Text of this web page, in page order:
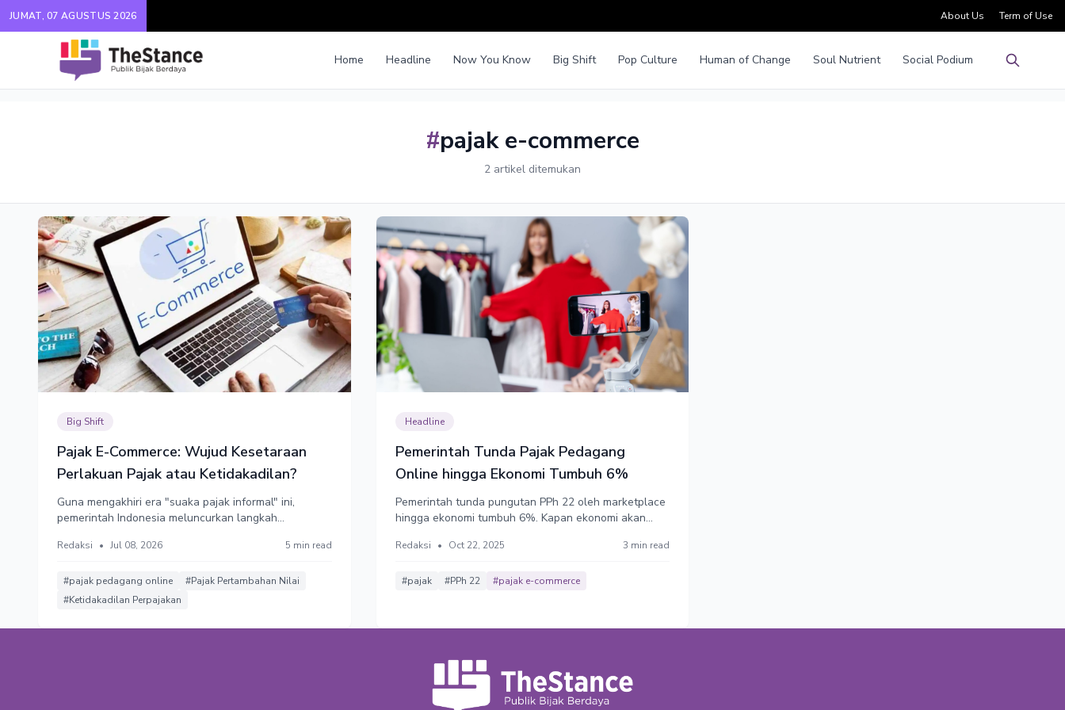
JUMAT, 07 AGUSTUS 2026 About Us Term of Use
Home Headline Now You Know Big Shift Pop Culture Human of Change Soul Nutrient
Social Podium
#pajak e-commerce
2 artikel ditemukan
Big Shift
Pajak E-Commerce: Wujud Kesetaraan
Perlakuan Pajak atau Ketidakadilan?
Guna mengakhiri era "suaka pajak informal" ini,
pemerintah Indonesia meluncurkan langkah
Peraturan Menteri Keuangan (PMK) Nomor 37 Tahun
Redaksi • Jul 08, 2026 5 min read
#pajak pedagang online
#Pajak Pertambahan Nilai
#Ketidakadilan Perpajakan
Headline
Pemerintah Tunda Pajak Pedagang
Online hingga Ekonomi Tumbuh 6%
Pemerintah tunda pungutan PPh 22 oleh marketplace
hingga ekonomi tumbuh 6%. Kapan ekonomi akan
Redaksi • Oct 22, 2025 3 min read
#pajak #PPh 22 #pajak e-commerce